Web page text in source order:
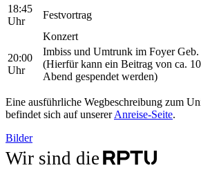
18:45
Uhr
Festvortrag
Konzert
20:00
Uhr
Imbiss und Umtrunk im Foyer Geb.
(Hierfür kann ein Beitrag von ca.
Abend gespendet werden)
Eine ausführliche Wegbeschreibung zum
befindet sich auf unsererAnreise-Seite.
Bilder
Wir sind die